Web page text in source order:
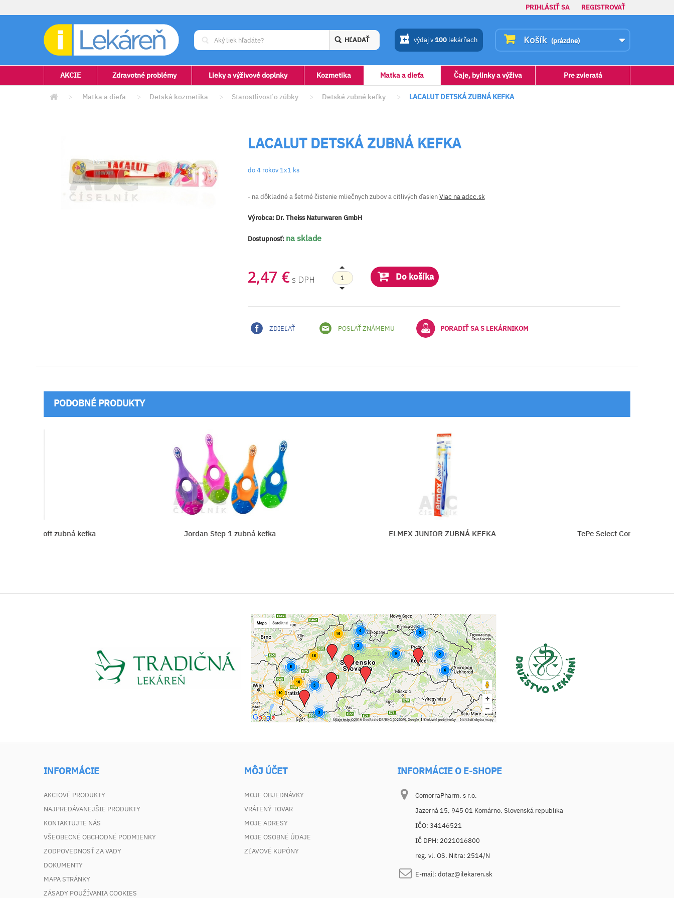
PRIHLÁSIŤ SA REGISTROVAŤ
Košík (prázdne)
HĽADAŤ výdaj v100 lekárňach
AKCIE Zdravotné problémy Lieky a výživové doplnky Kozmetika Matka a dieťa Čaje, bylinky a výživa Pre zvieratá
> Matka a dieťa > Detská kozmetika > Starostlivosť o zúbky > Detské zubné kefky > LACALUT DETSKÁ ZUBNÁ KEFKA
LACALUT DETSKÁ ZUBNÁ KEFKA
do 4 rokov 1x1 ks
- na dôkladné a šetrné čistenie mliečnych zubov a citlivých ďasienViac na adcc.sk
Výrobca: Dr. Theiss Naturwaren GmbH
Dostupnosť: na sklade
2,47 € s DPH Do košíka
ZDIEĽAŤ POSLAŤ ZNÁMEMU PORADIŤ SA S LEKÁRNIKOM
PODOBNÉ PRODUKTY
zubná kefka Jordan Step 1 zubná kefka ELMEX JUNIOR ZUBNÁ KEFKA TePe Select Compact ZOO X-soft
INFORMÁCIE
AKCIOVÉ PRODUKTY
NAJPREDÁVANEJŠIE PRODUKTY
KONTAKTUJTE NÁS
VŠEOBECNÉ OBCHODNÉ PODMIENKY
ZODPOVEDNOSŤ ZA VADY
DOKUMENTY
MAPA STRÁNKY
ZÁSADY POUŽÍVANIA COOKIES
MÔJ ÚČET
MOJE OBJEDNÁVKY
VRÁTENÝ TOVAR
MOJE ADRESY
MOJE OSOBNÉ ÚDAJE
ZĽAVOVÉ KUPÓNY
INFORMÁCIE O E-SHOPE
ComorraPharm, s r.o.
Jazerná 15, 945 01 Komárno, Slovenská republika
IČO: 34146521
IČ DPH: 2021016800
reg. vl. OS. Nitra: 2514/N
E-mail: dotaz@ilekaren.sk